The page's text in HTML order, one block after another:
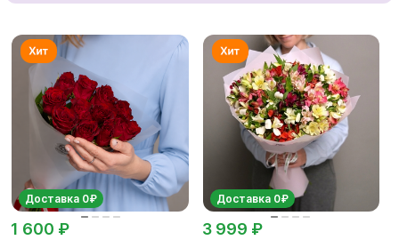
Доставка 0₽
1 600 ₽
Доставка 0₽
3 999 ₽